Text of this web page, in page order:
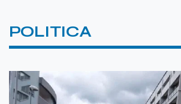
POLITICA